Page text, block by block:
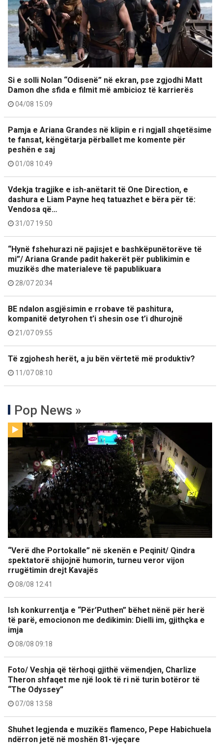
Si e solli Nolan “Odisenë” në ekran, pse zgjodhi Matt
Damon dhe sfida e filmit më ambicioz të karrierës
04/08 15:09
Pamja e Ariana Grandes në klipin e ri ngjall shqetësime
te fansat, këngëtarja përballet me komente për
peshën e saj
01/08 10:49
Vdekja tragjike e ish-anëtarit të One Direction, e
dashura e Liam Payne heq tatuazhet e bëra për të:
Vendosa që…
31/07 19:50
“Hynë fshehurazi në pajisjet e bashkëpunëtorëve të
mi”/ Ariana Grande padit hakerët për publikimin e
muzikës dhe materialeve të papublikuara
28/07 20:34
BE ndalon asgjësimin e rrobave të pashitura,
kompanitë detyrohen t’i shesin ose t’i dhurojnë
21/07 09:55
Të zgjohesh herët, a ju bën vërtetë më produktiv?
11/07 08:10
Pop News »
“Verë dhe Portokalle” në skenën e Peqinit/ Qindra
spektatorë shijojnë humorin, turneu veror vijon
rrugëtimin drejt Kavajës
08/08 12:41
Ish konkurrentja e “Për’Puthen” bëhet nënë për herë
të parë, emocionon me dedikimin: Dielli im, gjithçka e
imja
08/08 09:18
Foto/ Veshja që tërhoqi gjithë vëmendjen, Charlize
Theron shfaqet me një look të ri në turin botëror të
“The Odyssey”
07/08 13:58
Shuhet legjenda e muzikës flamenco, Pepe Habichuela
ndërron jetë në moshën 81-vjeçare